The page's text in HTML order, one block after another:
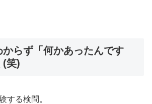
らず「何かあったんです
(笑)
する検問。